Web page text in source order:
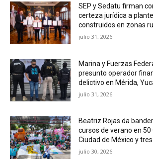
SEP y Sedatu firman
certeza jurídica a
construidos en zonas
julio 31, 2026
Marina y Fuerzas
presunto operador
delictivo en Mérida,
julio 31, 2026
Beatriz Rojas da
cursos de verano en 50
Ciudad de México y
julio 30, 2026